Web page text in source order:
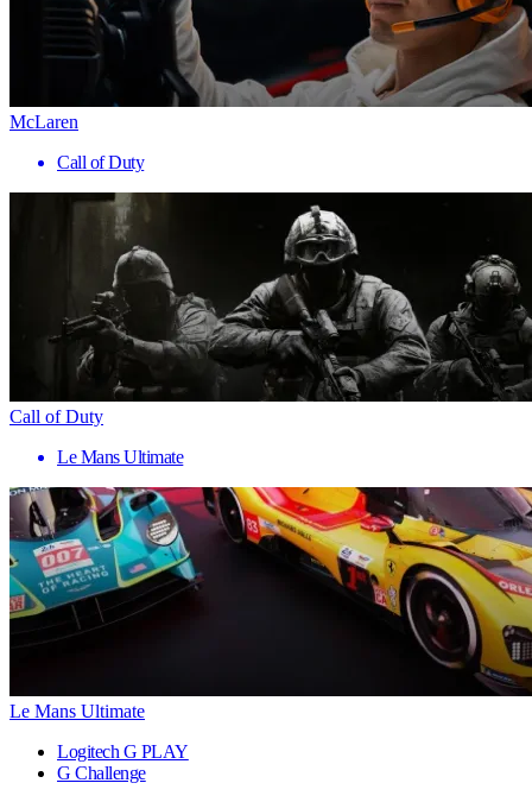
McLaren
Call of Duty
Call of Duty
Le Mans Ultimate
Le Mans Ultimate
Logitech G PLAY
G Challenge